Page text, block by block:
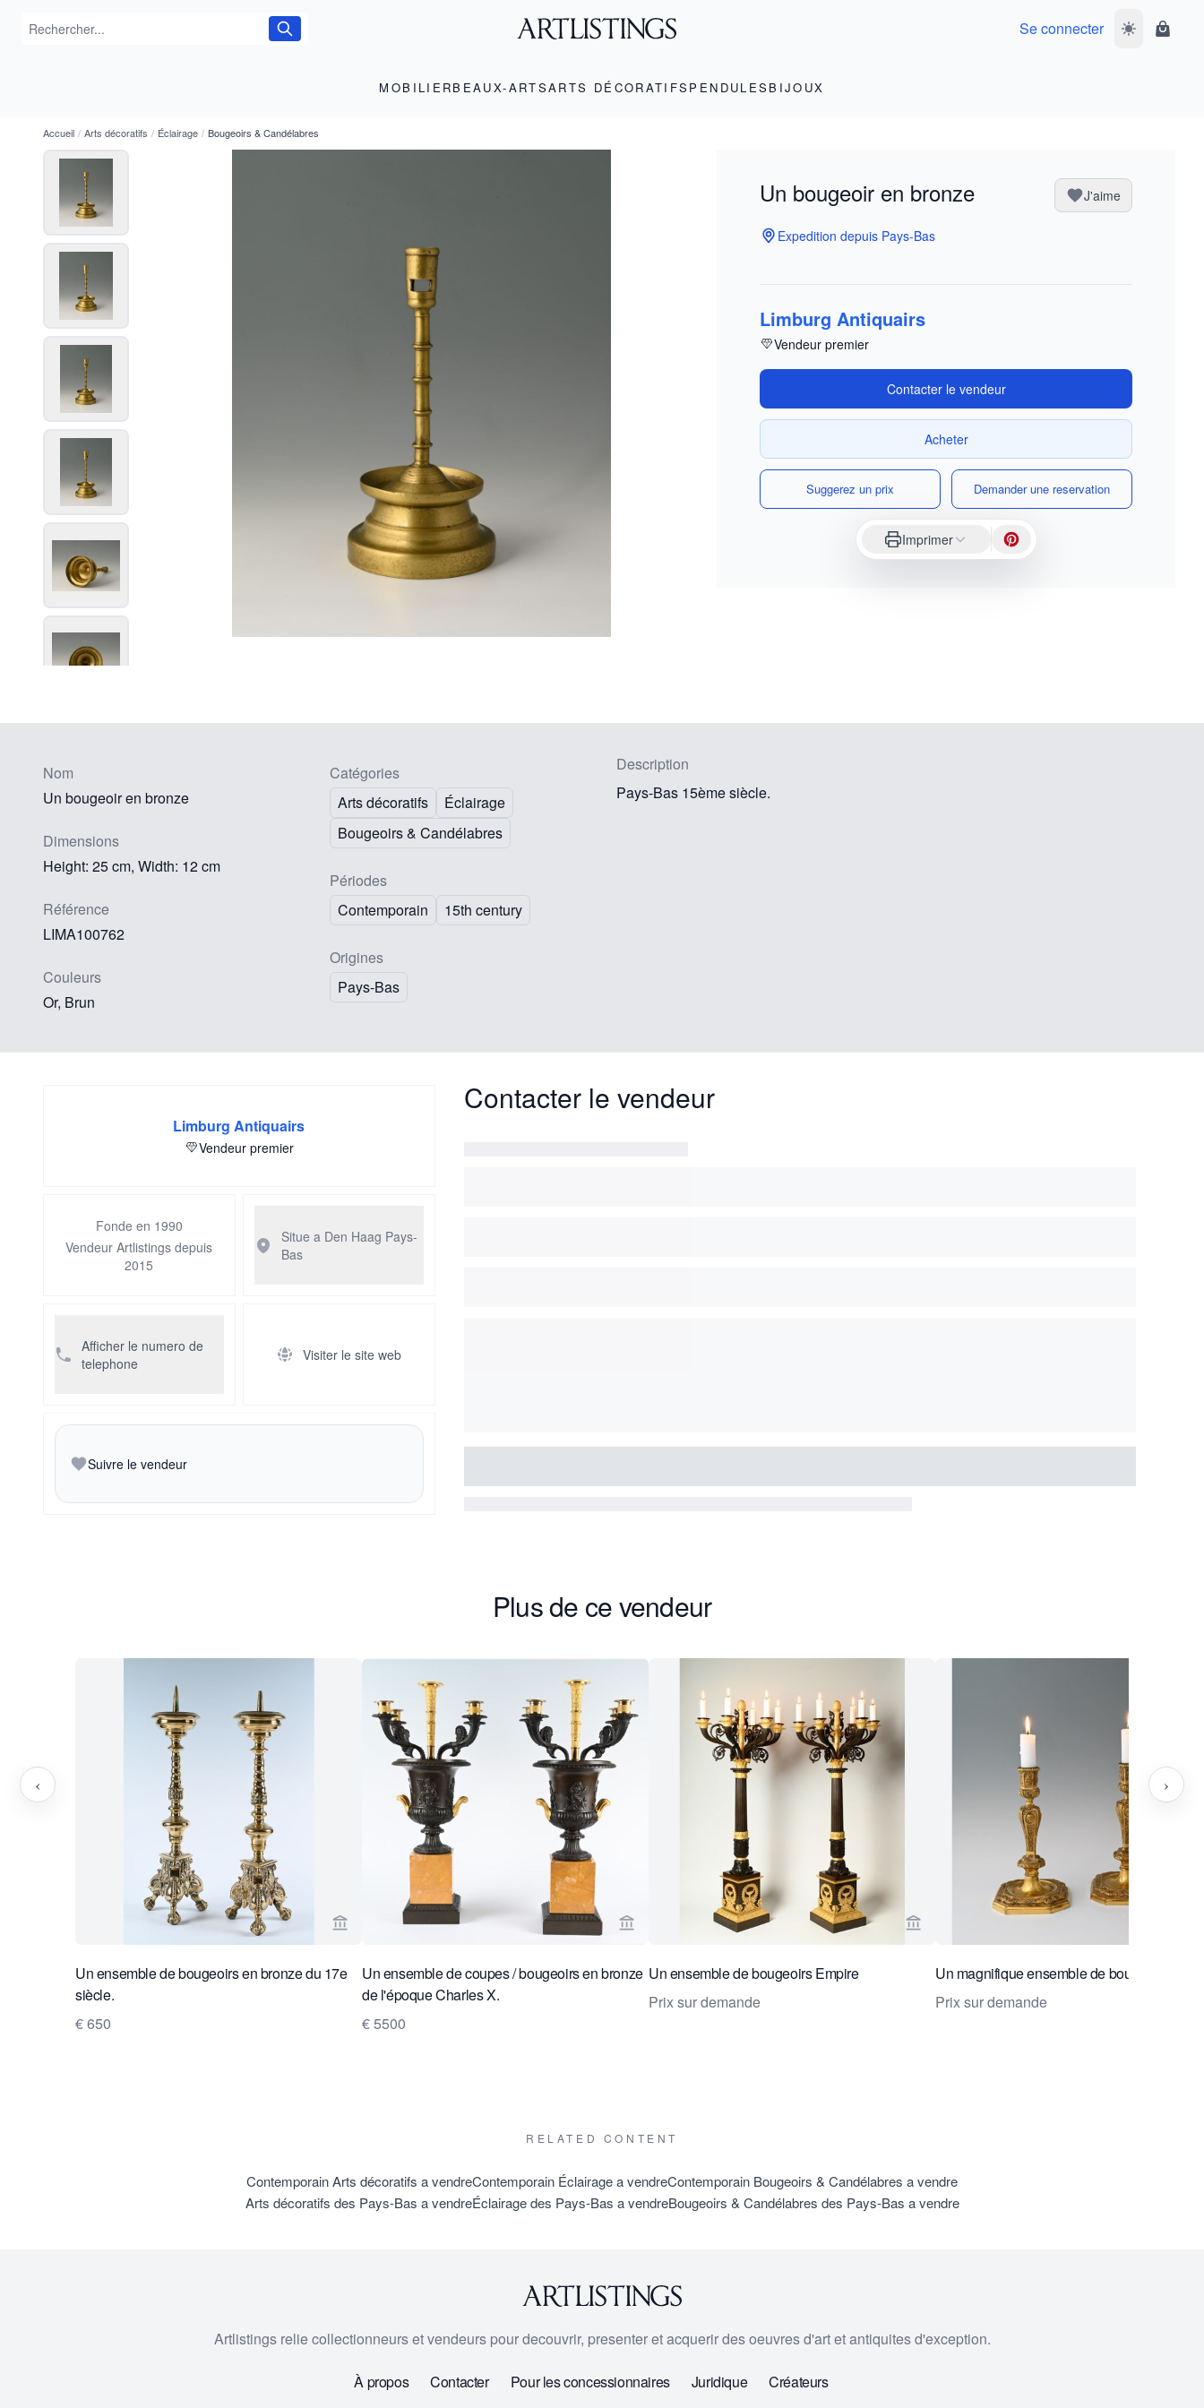
Se connecter Basculer le
Panier
MOBILIERBEAUX-ARTSARTS DÉCORATIFS PENDULES BIJOUX
Accueil / Arts décoratifs / Éclairage / Bougeoirs & Candélabres
Un bougeoir en bronze J'aime
Expedition depuis Pays-Bas
Limburg Antiquairs
Vendeur premier
Contacter le vendeur
Acheter
Suggerez un prix Demander une reservation
Imprimer
Nom
Un bougeoir en bronze
Dimensions
Height: 25 cm, Width: 12 cm
Référence
LIMA100762
Couleurs
Or, Brun
Catégories
Arts décoratifs
Éclairage
Bougeoirs & Candélabres
Périodes
Contemporain
15th century
Origines
Pays-Bas
Description
Pays-Bas 15ème siècle.
Limburg Antiquairs
Vendeur premier
Fonde en 1990
Vendeur Artlistings depuis
2015
Situe a Den Haag Pays-
Bas
Afficher le numero de
telephone
Visiter le site web
Suivre le vendeur
Contacter le vendeur
Plus de ce vendeur
Voir la page vendeur de Limburg Antiquairs
Un ensemble de bougeoirs en bronze du 17e
siècle.
€ 650
Voir la page vendeur de Limburg Antiquairs
Un ensemble de coupes / bougeoirs en bronze
de l'époque Charles X.
€ 5500
Voir la page vendeur de Limburg Antiquairs
Un ensemble de bougeoirs Empire
Prix sur demande
Un magnifique ensemble de bougeoirs
Prix sur demande
‹ ›
RELATED CONTENT
Contemporain Arts décoratifs a vendreContemporain Éclairage a vendreContemporain Bougeoirs & Candélabres a vendre
Arts décoratifs des Pays-Bas a vendreÉclairage des Pays-Bas a vendreBougeoirs & Candélabres des Pays-Bas a vendre
Artlistings relie collectionneurs et vendeurs pour decouvrir, presenter et acquerir des oeuvres d'art et antiquites d'exception.
À propos Contacter Pour les concessionnaires Juridique Créateurs